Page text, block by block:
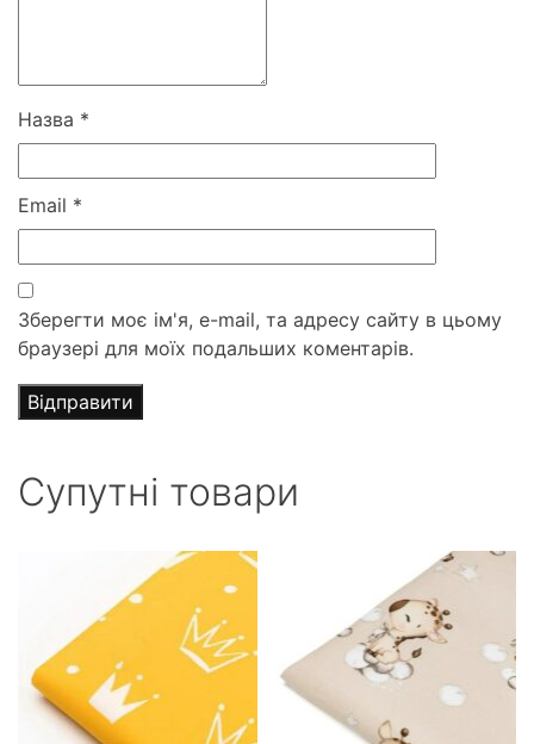
Назва *
Email *
Зберегти моє ім'я, e-mail, та адресу сайту в цьому
браузері для моїх подальших коментарів.
Супутні товари